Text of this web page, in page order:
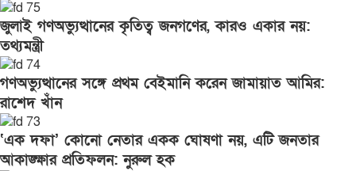
জুলাই গণঅভ্যুত্থানের কৃতিত্ব জনগণের, কারও একার নয়:
তথ্যমন্ত্রী
গণঅভ্যুত্থানের সঙ্গে প্রথম বেইমানি করেন জামায়াত আমির:
রাশেদ খাঁন
‘এক দফা’ কোনো নেতার একক ঘোষণা নয়, এটি জনতার
আকাঙ্ক্ষার প্রতিফলন: নুরুল হক